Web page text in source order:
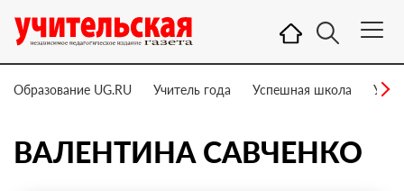
Образование UG.RU Учитель года Успешная школа
ВАЛЕНТИНА САВЧЕНКО